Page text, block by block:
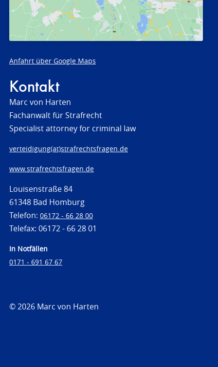
Anfahrt über Google Maps
Kontakt
Marc von Harten
Fachanwalt für Strafrecht
Specialist attorney for criminal law
verteidigung(at)strafrechtsfragen.de
www.strafrechtsfragen.de
Louisenstraße 84
61348 Bad Homburg
Telefon: 06172 - 66 28 00
Telefax: 06172 - 66 28 01
In Notfällen
0171 - 691 67 67
© 2026 Marc von Harten